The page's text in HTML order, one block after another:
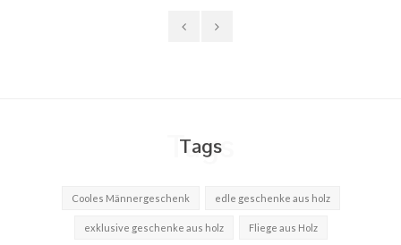
Tags
Tags
Cooles Männergeschenk edle geschenke aus holz
exklusive geschenke aus holz Fliege aus Holz